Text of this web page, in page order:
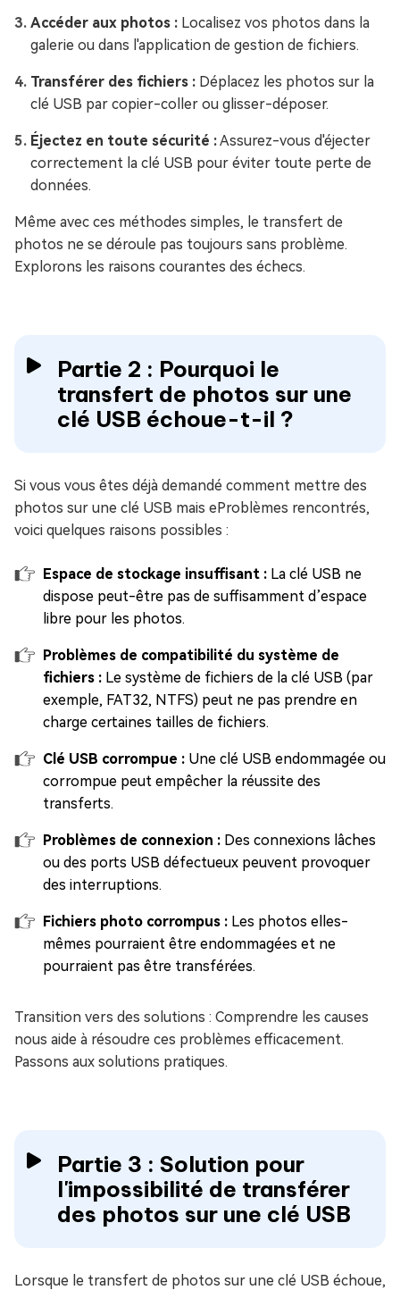
Accéder aux photos : Localisez vos photos dans la
galerie ou dans l'application de gestion de fichiers.
Transférer des fichiers : Déplacez les photos sur la
clé USB par copier-coller ou glisser-déposer.
Éjectez en toute sécurité :Assurez-vous d'éjecter
correctement la clé USB pour éviter toute perte de
données.
Même avec ces méthodes simples, le transfert de
photos ne se déroule pas toujours sans problème.
Explorons les raisons courantes des échecs.
Partie 2 : Pourquoi le
transfert de photos sur une
clé USB échoue-t-il ?
Si vous vous êtes déjà demandé comment mettre des
photos sur une clé USB mais eProblèmes rencontrés,
voici quelques raisons possibles :
Espace de stockage insuffisant : La clé USB ne
dispose peut-être pas de suffisamment d’espace
libre pour les photos.
Problèmes de compatibilité du système de
fichiers : Le système de fichiers de la clé USB (par
exemple, FAT32, NTFS) peut ne pas prendre en
charge certaines tailles de fichiers.
Clé USB corrompue : Une clé USB endommagée ou
corrompue peut empêcher la réussite des
transferts.
Problèmes de connexion : Des connexions lâches
ou des ports USB défectueux peuvent provoquer
des interruptions.
Fichiers photo corrompus : Les photos elles-
mêmes pourraient être endommagées et ne
pourraient pas être transférées.
Transition vers des solutions : Comprendre les causes
nous aide à résoudre ces problèmes efficacement.
Passons aux solutions pratiques.
Partie 3 : Solution pour
l'impossibilité de transférer
des photos sur une clé USB
Lorsque le transfert de photos sur une clé USB échoue,